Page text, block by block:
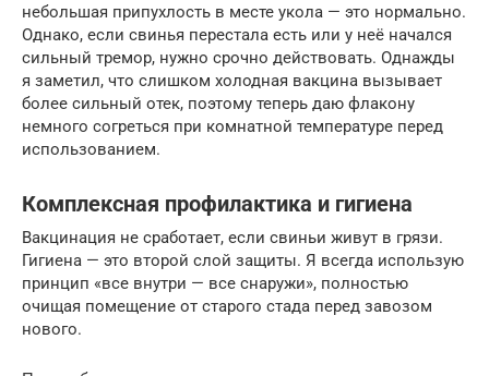
небольшая припухлость в месте укола — это нормально.
Однако, если свинья перестала есть или у неё начался
сильный тремор, нужно срочно действовать. Однажды
я заметил, что слишком холодная вакцина вызывает
более сильный отек, поэтому теперь даю флакону
немного согреться при комнатной температуре перед
использованием.
Комплексная профилактика и гигиена
Вакцинация не сработает, если свиньи живут в грязи.
Гигиена — это второй слой защиты. Я всегда использую
принцип «все внутри — все снаружи», полностью
очищая помещение от старого стада перед завозом
нового.